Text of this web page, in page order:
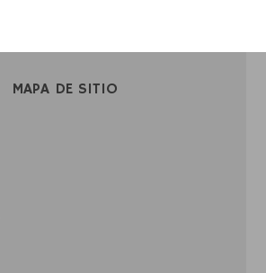
MAPA DE SITIO